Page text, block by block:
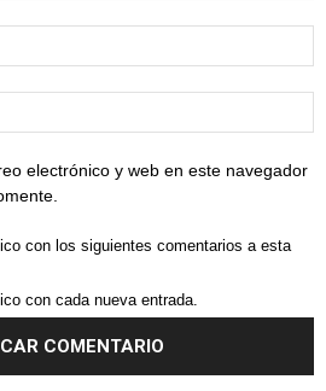
electrónico y web en este navegador
con los siguientes comentarios a esta
con cada nueva entrada.